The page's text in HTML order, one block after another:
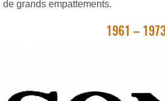
de grands empattements.
1961 –